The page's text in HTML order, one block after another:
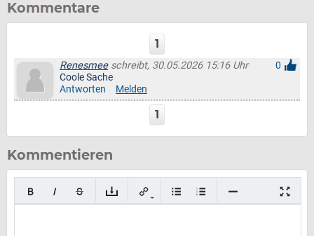
Kommentare
1
Renesmeeschreibt, 30.05.2026 15:16 Uhr
0
Coole Sache
Antworten
Melden
1
Kommentieren